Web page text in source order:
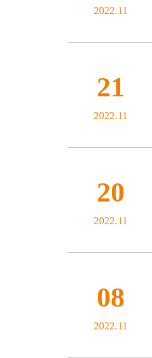
2022.11
21
2022.11
20
2022.11
08
2022.11